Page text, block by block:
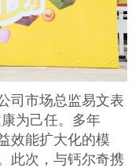
司市场总监易文表
为己任。多年
效能扩大化的模
此次，与钙尔奇携